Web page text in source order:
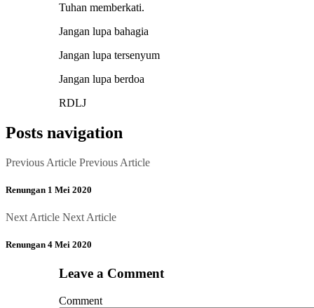
Tuhan memberkati.
Jangan lupa bahagia
Jangan lupa tersenyum
Jangan lupa berdoa
RDLJ
Posts navigation
Previous Article Previous Article
Renungan 1 Mei 2020
Next Article Next Article
Renungan 4 Mei 2020
Leave a Comment
Comment